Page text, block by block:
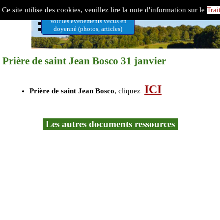
Ce site utilise des cookies, veuillez lire la note d'information sur le
Sauter le menu
Doyenné 7 Vallées-Ternois
Voir les évènements vécus en
doyenné (photos, articles)
Prière de saint Jean Bosco 31 janvier
Prière de saint Jean Bosco, cliquez ICI
Les autres documents ressources